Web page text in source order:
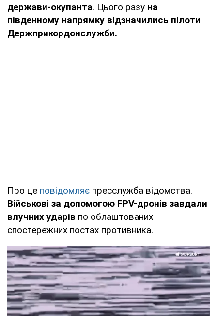
держави-окупанта. Цього разу на
південному напрямку відзначились пілоти
Держприкордонслужби.
Про це повідомляє пресслужба відомства.
Військові за допомогою FPV-дронів завдали
влучних ударів по облаштованих
спостережних постах противника.